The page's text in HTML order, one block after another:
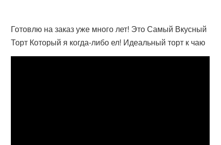
Готовлю на заказ уже много лет! Это Самый Вкусный
Торт Который я когда-либо ел! Идеальный торт к чаю